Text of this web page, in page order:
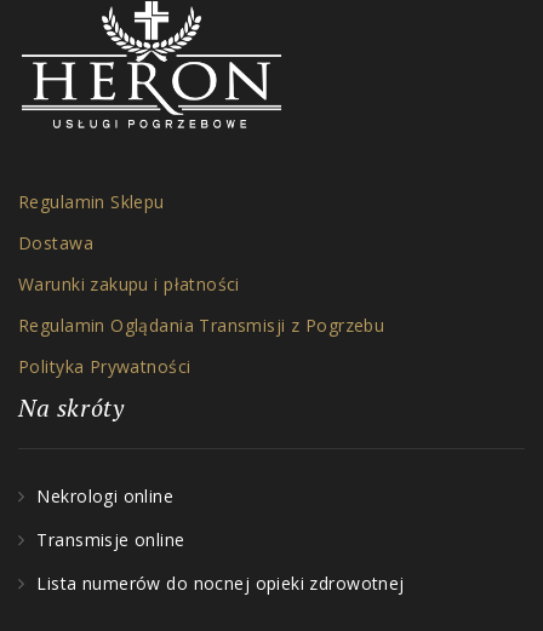
Regulamin Sklepu
Dostawa
Warunki zakupu i płatności
Regulamin Oglądania Transmisji z Pogrzebu
Polityka Prywatności
Na skróty
Nekrologi online
Transmisje online
Lista numerów do nocnej opieki zdrowotnej